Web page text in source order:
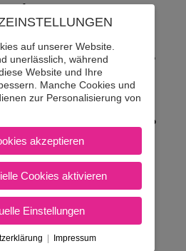
Auto-Führerschein?
LKW-Führerschein?
auf unserer Website.
unerlässlich, während
Website und Ihre
Manche Cookies und
zur Personalisierung von
akzeptieren
Cookies aktivieren
Einstellungen
| Impressum